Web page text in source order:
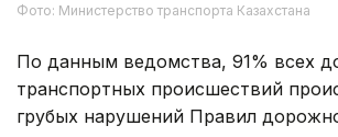
Фото: Министерство транспорта Казахстана
По данным ведомства, 91% всех
транспортных происшествий
грубых нарушений Правил